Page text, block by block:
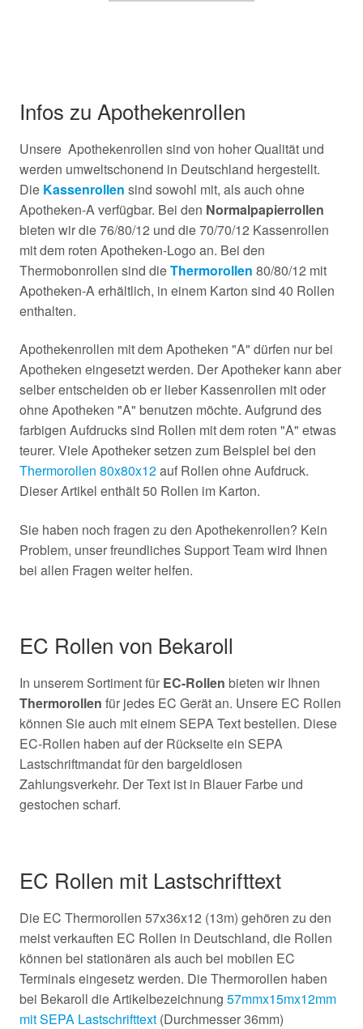
Infos zu Apothekenrollen
Unsere Apothekenrollen sind von hoher Qualität und
werden umweltschonend in Deutschland hergestellt.
Die Kassenrollen sind sowohl mit, als auch ohne
Apotheken-A verfügbar. Bei den Normalpapierrollen
bieten wir die 76/80/12 und die 70/70/12 Kassenrollen
mit dem roten Apotheken-Logo an. Bei den
Thermobonrollen sind dieThermorollen 80/80/12 mit
Apotheken-A erhältlich, in einem Karton sind 40 Rollen
enthalten.
Apothekenrollen mit dem Apotheken "A" dürfen nur bei
Apotheken eingesetzt werden. Der Apotheker kann aber
selber entscheiden ob er lieber Kassenrollen mit oder
ohne Apotheken "A" benutzen möchte. Aufgrund des
farbigen Aufdrucks sind Rollen mit dem roten "A" etwas
teurer. Viele Apotheker setzen zum Beispiel bei den
Thermorollen 80x80x12auf Rollen ohne Aufdruck.
Dieser Artikel enthält 50 Rollen im Karton.
Sie haben noch fragen zu den Apothekenrollen? Kein
Problem, unser freundliches Support Team wird Ihnen
bei allen Fragen weiter helfen.
EC Rollen von Bekaroll
In unserem Sortiment für EC-Rollen bieten wir Ihnen
Thermorollen für jedes EC Gerät an. Unsere EC Rollen
können Sie auch mit einem SEPA Text bestellen. Diese
EC-Rollen haben auf der Rückseite ein SEPA
Lastschriftmandat für den bargeldlosen
Zahlungsverkehr. Der Text ist in Blauer Farbe und
gestochen scharf.
EC Rollen mit Lastschrifttext
Die EC Thermorollen 57x36x12 (13m) gehören zu den
meist verkauften EC Rollen in Deutschland, die Rollen
können bei stationären als auch bei mobilen EC
Terminals eingesetz werden. Die Thermorollen haben
bei Bekaroll die Artikelbezeichnung 57mmx15mx12mm
mit SEPA Lastschrifttext (Durchmesser 36mm)